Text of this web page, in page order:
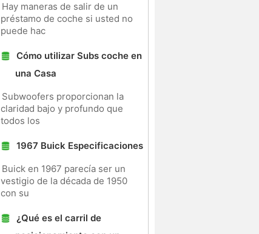
Hay maneras de salir de un
préstamo de coche si usted no
puede hac
Cómo utilizar Subs coche en
una Casa
Subwoofers proporcionan la
claridad bajo y profundo que
todos los
1967 Buick Especificaciones
Buick en 1967 parecía ser un
vestigio de la década de 1950
con su
¿Qué es el carril de